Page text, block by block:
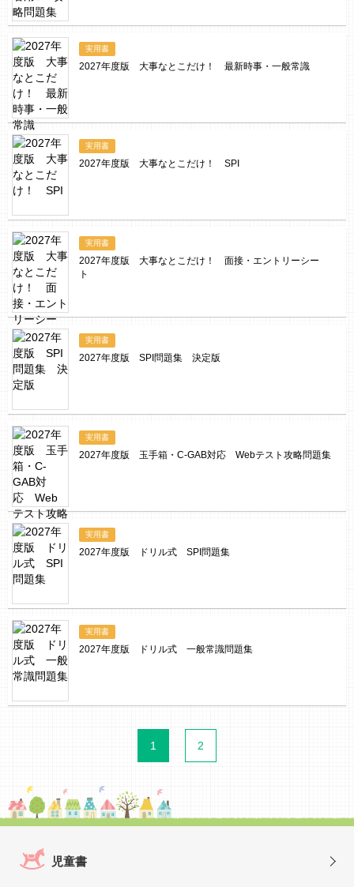
実用書
2027年度版 大事なとこだけ！ 最新時事・一般常識
実用書
2027年度版 大事なとこだけ！ SPI
実用書
2027年度版 大事なとこだけ！ 面接・エントリーシー
ト
実用書
2027年度版 SPI問題集 決定版
実用書
2027年度版 玉手箱・C-GAB対応 Webテスト攻略問題集
実用書
2027年度版 ドリル式 SPI問題集
実用書
2027年度版 ドリル式 一般常識問題集
1 2
児童書